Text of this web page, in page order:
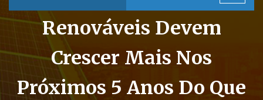
Renováveis Devem
Crescer Mais Nos
Próximos 5 Anos Do Que